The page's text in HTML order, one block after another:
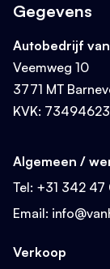
Gegevens
Autobedrijf
Veemweg 10
3771 MT
KVK: 73494623
Algemeen /
Tel: +31 342 47
Email:
Verkoop
Zoeken
Verkoop
+316 13 76
Plan een
Bekijk de
Ontvang snel